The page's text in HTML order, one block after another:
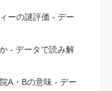
ーの謎評価 - デー
- データで読み解
A・Bの意味 - デー